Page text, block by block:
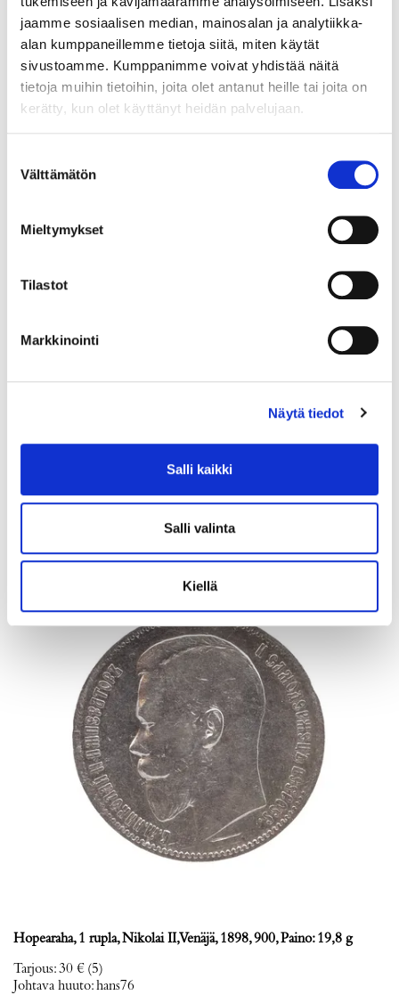
jaamme sosiaalisen median, mainosalan ja analytiikka-
alan kumppaneillemme tietoja siitä, miten käytät
sivustoamme. Kumppanimme voivat yhdistää näitä
tietoja muihin tietoihin, joita olet antanut heille tai joita on
kerätty, kun olet käyttänyt heidän palvelujaan.
valinta
Välttämätön
Mieltymykset
Tilastot
Markkinointi
Näytä tiedot
Salli kaikki
Salli valinta
Kiellä
17.8.2026 20:12:00
Kiviriipus, desing Aukusti Paatola, mitat 41x58mm, 830br, Paino:
Vuosaaren Pantti
17.8.2026 20:24:30
Hopearaha, 1 rupla, Nikolai II, Venäjä, 1898, 900, Paino: 19,8 g
Tarjous:30 € (5)
Johtava huuto:hans76